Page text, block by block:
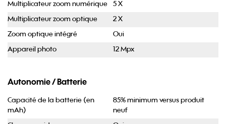
Multiplicateur zoom numérique 5 X
Multiplicateur zoom optique 2 X
Zoom optique intégré Oui
Appareil photo 12 Mpx
Autonomie / Batterie
Capacité de la batterie (en
mAh)
85% minimum versus produit
neuf